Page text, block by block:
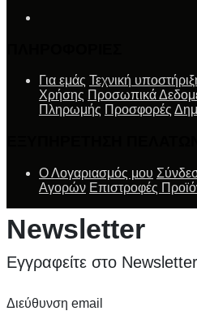
Για εμάς Τεχνική
Χρήσης Προσωπικά
Πληρωμής Προσφορές
Ο Λογαριασμός μου
Αγορών Επιστροφές
Newsletter
Εγγραφείτε στο
Διεύθυνση email